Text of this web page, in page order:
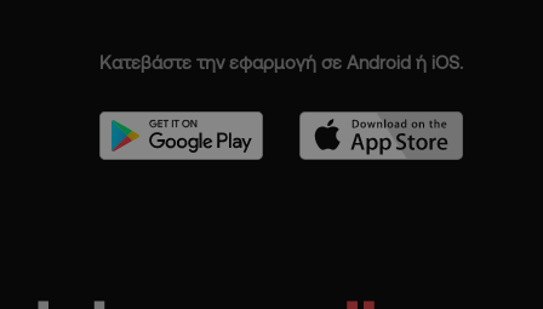
Κατεβάστε την εφαρμογή σε Android ή iOS.